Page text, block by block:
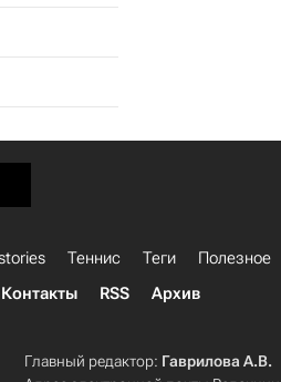
Теннис Теги
Полезное
Контакты RSS Архив
Главный редактор: Гаврилова А.В.